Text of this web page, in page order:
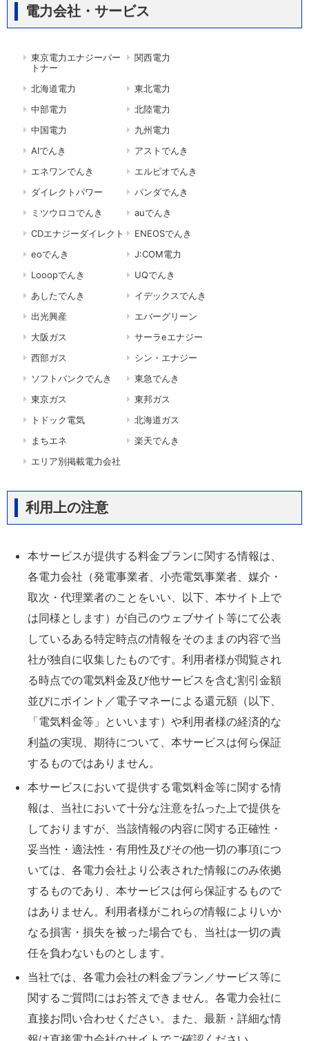
電力会社・サービス
東京電力エナジーパー
トナー
関西電力
北海道電力
東北電力
中部電力
北陸電力
中国電力
九州電力
AIでんき
アストでんき
エネワンでんき
エルピオでんき
ダイレクトパワー
パンダでんき
ミツウロコでんき
auでんき
CDエナジーダイレクト
ENEOSでんき
eoでんき
J:COM電力
Looopでんき
UQでんき
あしたでんき
イデックスでんき
出光興産
エバーグリーン
大阪ガス
サーラeエナジー
西部ガス
シン・エナジー
ソフトバンクでんき
東急でんき
東京ガス
東邦ガス
トドック電気
北海道ガス
まちエネ
楽天でんき
エリア別掲載電力会社
利用上の注意
本サービスが提供する料金プランに関する情報は、
各電力会社（発電事業者、小売電気事業者、媒介・
取次・代理業者のことをいい、以下、本サイト上で
は同様とします）が自己のウェブサイト等にて公表
しているある特定時点の情報をそのままの内容で当
社が独自に収集したものです。利用者様が閲覧され
る時点での電気料金及び他サービスを含む割引金額
並びにポイント／電子マネーによる還元額（以下、
「電気料金等」といいます）や利用者様の経済的な
利益の実現、期待について、本サービスは何ら保証
するものではありません。
本サービスにおいて提供する電気料金等に関する情
報は、当社において十分な注意を払った上で提供を
しておりますが、当該情報の内容に関する正確性・
妥当性・適法性・有用性及びその他一切の事項につ
いては、各電力会社より公表された情報にのみ依拠
するものであり、本サービスは何ら保証するもので
はありません。利用者様がこれらの情報によりいか
なる損害・損失を被った場合でも、当社は一切の責
任を負わないものとします。
当社では、各電力会社の料金プラン／サービス等に
関するご質問にはお答えできません。各電力会社に
直接お問い合わせください。また、最新・詳細な情